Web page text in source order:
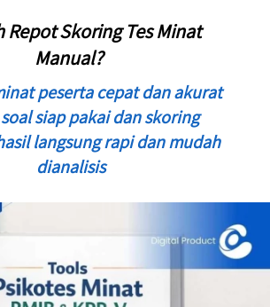
Manual?
peserta cepat dan akurat
siap pakai dan skoring
langsung rapi dan mudah
dianalisis